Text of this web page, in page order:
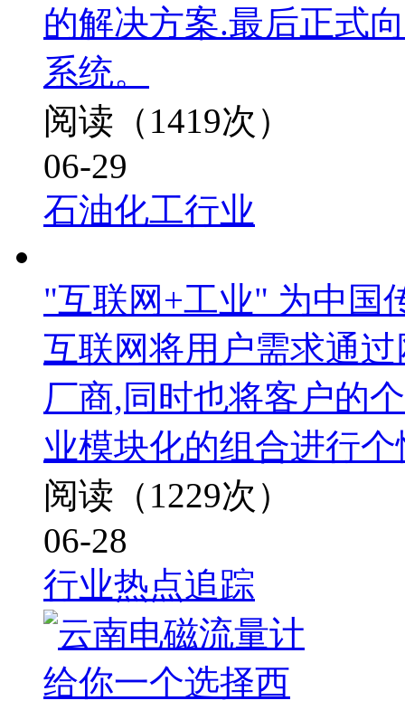
的解决方案.最后正式
系统。
阅读（1419次）
06-29
石油化工行业
"互联网+工业" 为中国
互联网将用户需求通
厂商,同时也将客户的
业模块化的组合进行
阅读（1229次）
06-28
行业热点追踪